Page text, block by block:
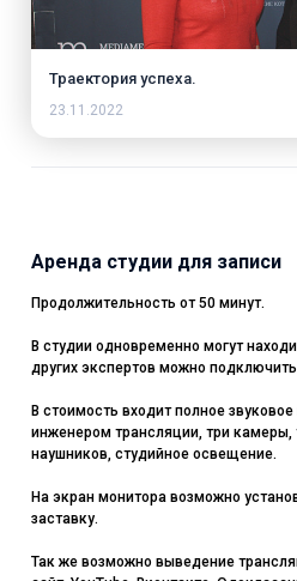
Траектория успеха.
23.11.2022
Аренда студии для записи
Продолжительность от 50 минут.
В студии одновременно могут
других экспертов можно
В стоимость входит полное
инженером трансляции, три
наушников, студийное освещение.
На экран монитора возможно
заставку.
Так же возможно выведение